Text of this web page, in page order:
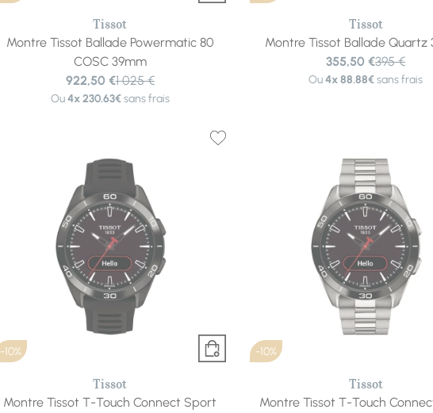
Tissot
Montre Tissot Ballade Powermatic 80
COSC 39mm
922,50 €1 025 €
Ou4x 230.63€sans frais
Tissot
Montre Tissot Ballade Quartz
355,50 €395 €
Ou4x 88.88€sans frais
-10%
Tissot
Montre Tissot T-Touch Connect Sport
-10%
Tissot
Montre Tissot T-Touch